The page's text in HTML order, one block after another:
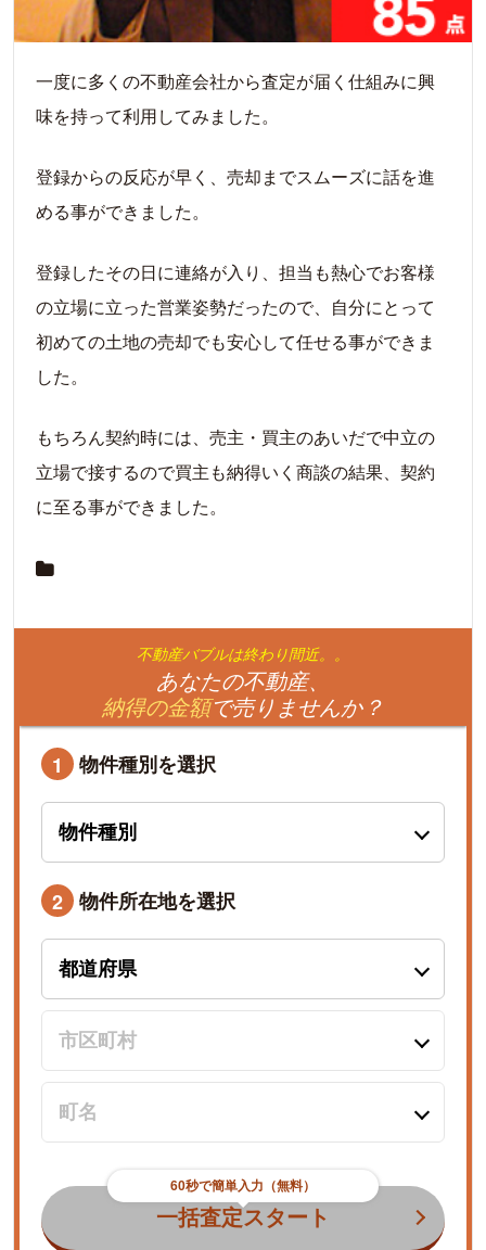
一度に多くの不動産会社から査定が届く仕組みに興
味を持って利用してみました。
登録からの反応が早く、売却までスムーズに話を進
める事ができました。
登録したその日に連絡が入り、担当も熱心でお客様
の立場に立った営業姿勢だったので、自分にとって
初めての土地の売却でも安心して任せる事ができま
した。
もちろん契約時には、売主・買主のあいだで中立の
立場で接するので買主も納得いく商談の結果、契約
に至る事ができました。
不動産バブルは終わり間近。。
あなたの不動産、
納得の金額で売りませんか？
1 物件種別を選択
2 物件所在地を選択
60秒で簡単入力（無料）
一括査定スタート